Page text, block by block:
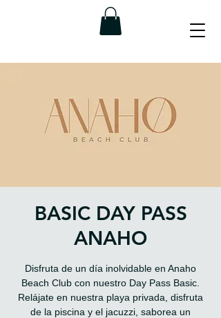
BASIC DAY PASS
ANAHO
Disfruta de un día inolvidable en Anaho
Beach Club con nuestro Day Pass Basic.
Relájate en nuestra playa privada, disfruta
de la piscina y el jacuzzi, saborea un